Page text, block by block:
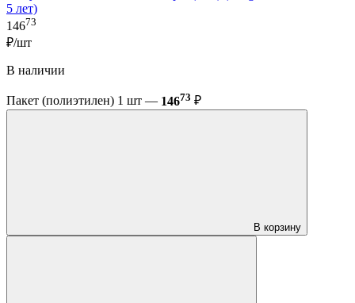
5 лет)
14673
₽/шт
В наличии
Пакет (полиэтилен) 1 шт — 14673 ₽
В корзину